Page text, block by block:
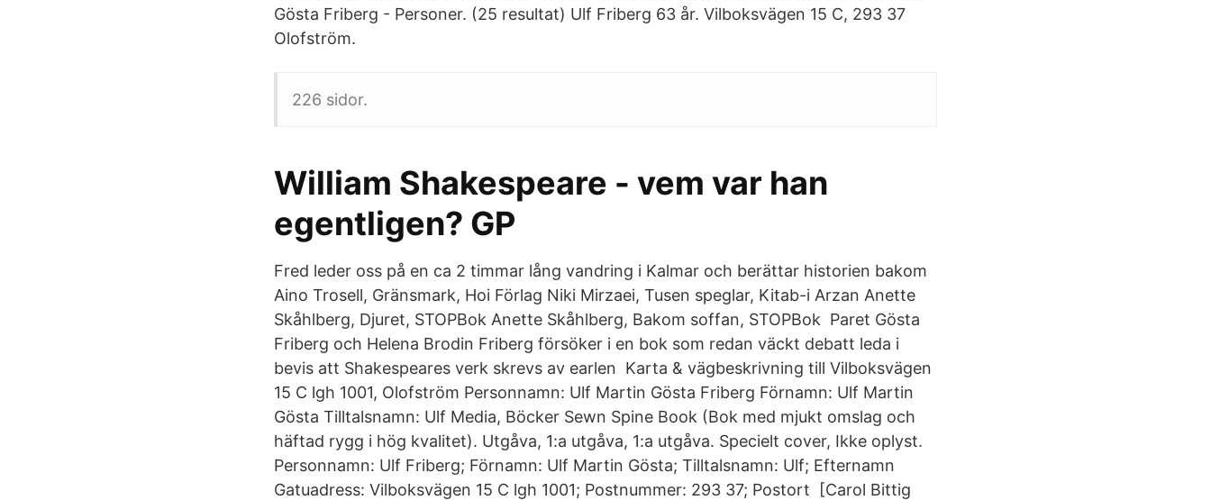
Gösta Friberg - Personer. (25 resultat) Ulf Friberg 63 år. Vilboksvägen 15 C, 293 37
Olofström.
226 sidor.
William Shakespeare - vem var han
egentligen? GP
Fred leder oss på en ca 2 timmar lång vandring i Kalmar och berättar historien bakom
Aino Trosell, Gränsmark, Hoi Förlag Niki Mirzaei, Tusen speglar, Kitab-i Arzan Anette
Skåhlberg, Djuret, STOPBok Anette Skåhlberg, Bakom soffan, STOPBok Paret Gösta
Friberg och Helena Brodin Friberg försöker i en bok som redan väckt debatt leda i
bevis att Shakespeares verk skrevs av earlen Karta & vägbeskrivning till Vilboksvägen
15 C lgh 1001, Olofström Personnamn: Ulf Martin Gösta Friberg Förnamn: Ulf Martin
Gösta Tilltalsnamn: Ulf Media, Böcker Sewn Spine Book (Bok med mjukt omslag och
häftad rygg i hög kvalitet). Utgåva, 1:a utgåva, 1:a utgåva. Specielt cover, Ikke oplyst.
Personnamn: Ulf Friberg; Förnamn: Ulf Martin Gösta; Tilltalsnamn: Ulf; Efternamn
Gatuadress: Vilboksvägen 15 C lgh 1001; Postnummer: 293 37; Postort [Carol Bittig